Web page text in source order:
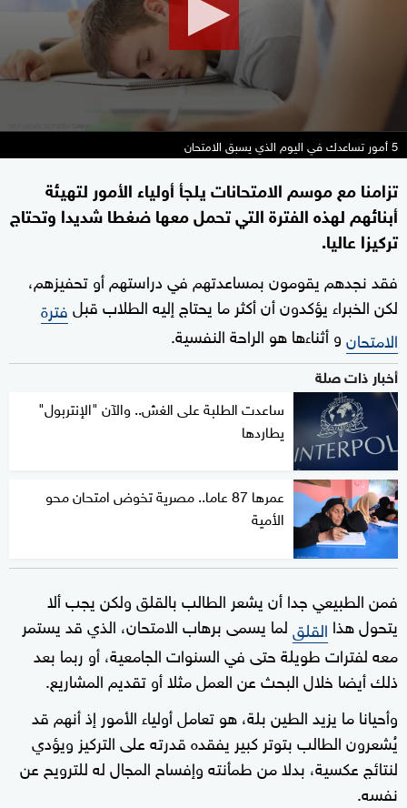
5 أمور تساعدك في اليوم الذي يسبق الامتحان
تزامنا مع موسم الامتحانات يلجأ أولياء الأمور لتهيئة
أبنائهم لهذه الفترة التي تحمل معها ضغطا شديدا وتحتاج
تركيزا عاليا.
فقد نجدهم يقومون بمساعدتهم في دراستهم أو تحفيزهم،
لكن الخبراء يؤكدون أن أكثر ما يحتاج إليه الطلاب قبلفترة
الامتحانو أثناءها هو الراحة النفسية.
أخبار ذات صلة
ساعدت الطلبة على الغش.. والآن "الإنتربول"
يطاردها
عمرها 87 عاما.. مصرية تخوض امتحان محو
الأمية
فمن الطبيعي جدا أن يشعر الطالب بالقلق ولكن يجب ألا
يتحول هذا القلقلما يسمى برهاب الامتحان، الذي قد يستمر
معه لفترات طويلة حتى في السنوات الجامعية، أو ربما بعد
ذلك أيضا خلال البحث عن العمل مثلا أو تقديم المشاريع.
وأحيانا ما يزيد الطين بلة، هو تعامل أولياء الأمور إذ أنهم قد
يُشعرون الطالب بتوتر كبير يفقده قدرته على التركيز ويؤدي
لنتائج عكسية، بدلا من طمأنته وإفساح المجال له للترويح عن
نفسه.